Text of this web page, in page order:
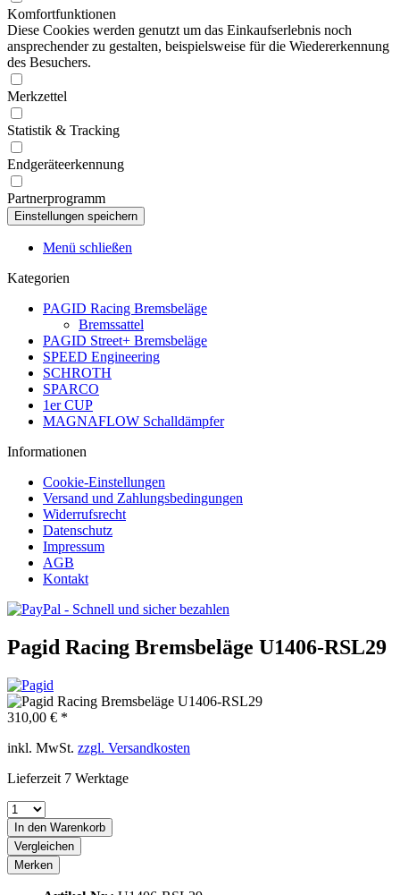
Komfortfunktionen
Diese Cookies werden genutzt um das Einkaufserlebnis noch
ansprechender zu gestalten, beispielsweise für die Wiedererkennung
des Besuchers.
Merkzettel
Statistik & Tracking
Endgeräteerkennung
Partnerprogramm
Menü schließen
Kategorien
PAGID Racing Bremsbeläge
Bremssattel
PAGID Street+ Bremsbeläge
SPEED Engineering
SCHROTH
SPARCO
1er CUP
MAGNAFLOW Schalldämpfer
Informationen
Cookie-Einstellungen
Versand und Zahlungsbedingungen
Widerrufsrecht
Datenschutz
Impressum
AGB
Kontakt
Pagid Racing Bremsbeläge U1406-RSL29
310,00 € *
inkl. MwSt. zzgl. Versandkosten
Lieferzeit 7 Werktage
In den Warenkorb
Vergleichen
Merken